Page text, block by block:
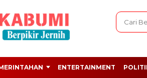
ENTERTAINMENT